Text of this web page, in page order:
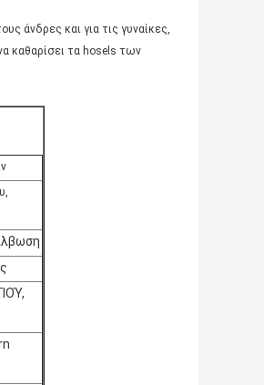
άνδρες και για τις γυναίκες,
καθαρίσει τα hosels των